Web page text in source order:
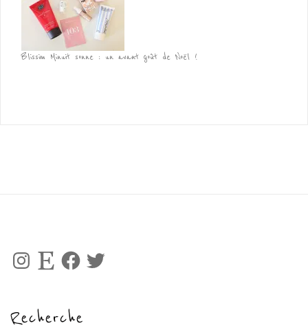
Blissim Minuit sonne : un avant goût de Noël !
Instagram
Etsy Facebook
Twitter
Recherche